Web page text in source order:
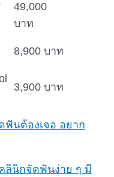
49,000
บาท
8,900 บาท
3,900 บาท
นต้องเจอ อยาก